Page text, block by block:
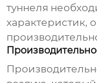
туннеля
характеристик,